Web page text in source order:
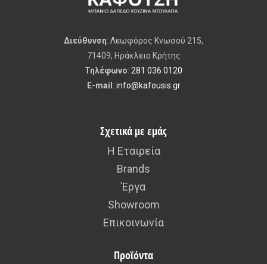
Διεύθυνση: Λεωφόρος Κνωσού 215,
71409, Ηράκλειο Κρήτης
Τηλέφωνο: 281 036 0120
E-mail : info@kafousis.gr
Σχετικά με εμάς
Η Εταιρεία
Brands
Έργα
Showroom
Επικοινωνία
Προϊόντα